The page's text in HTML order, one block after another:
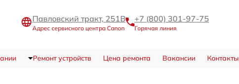
Павловский тракт, 251В
Адрес сервисного центра Canon
+7 (800) 301-97-75
Горячая линия
Ремонт устройств Цена ремонта Вакансии Контакты